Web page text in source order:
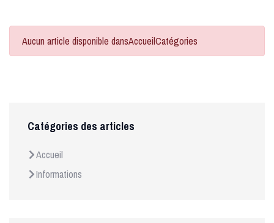
Aucun article disponible dansAccueilCatégories
Catégories des articles
Accueil
Informations